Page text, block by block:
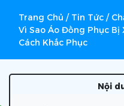
Trang Chủ / Tin Tức /
Vì Sao Áo Đồng Phục Bị
Cách Khắc Phục
Nội